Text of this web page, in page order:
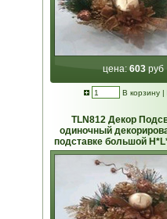
цена: 603 руб
В корзину |
TLN812 Декор
одиночный
подставке большой